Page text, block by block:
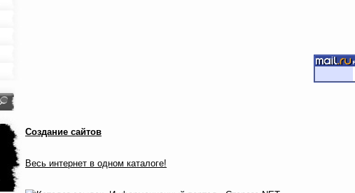
Создание сайтов
Весь интернет в одном каталоге!